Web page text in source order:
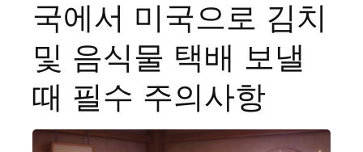
국에서 미국으로 김치
및 음식물 택배 보낼
때 필수 주의사항